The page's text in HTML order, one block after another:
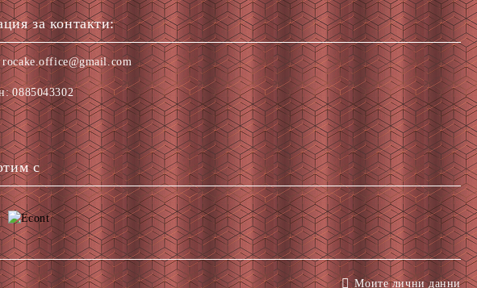
за контакти:
rocake.office@gmail.com
0885043302
с
Моите лични данни